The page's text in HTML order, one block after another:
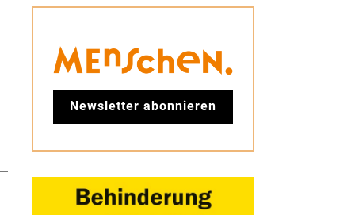
Newsletter abonnieren